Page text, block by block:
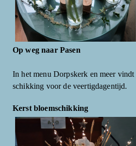
Op weg naar Pasen
In het menu Dorpskerk en meer
schikking voor de veertigdagentijd.
Kerst bloemschikking